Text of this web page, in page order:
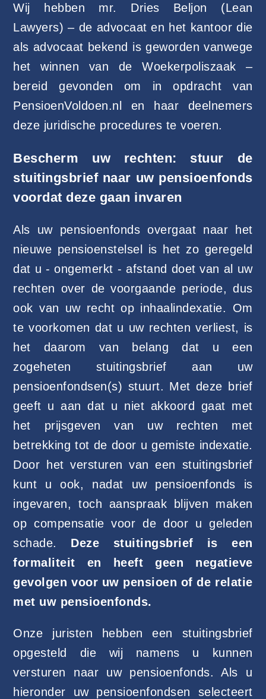
Wij hebben mr. Dries Beljon (Lean
Lawyers) – de advocaat en het kantoor die
als advocaat bekend is geworden vanwege
het winnen van de Woekerpoliszaak –
bereid gevonden om in opdracht van
PensioenVoldoen.nl en haar deelnemers
deze juridische procedures te voeren.
Bescherm uw rechten: stuur de
stuitingsbrief naar uw pensioenfonds
voordat deze gaan invaren
Als uw pensioenfonds overgaat naar het
nieuwe pensioenstelsel is het zo geregeld
dat u - ongemerkt - afstand doet van al uw
rechten over de voorgaande periode, dus
ook van uw recht op inhaalindexatie. Om
te voorkomen dat u uw rechten verliest, is
het daarom van belang dat u een
zogeheten stuitingsbrief aan uw
pensioenfondsen(s) stuurt. Met deze brief
geeft u aan dat u niet akkoord gaat met
het prijsgeven van uw rechten met
betrekking tot de door u gemiste indexatie.
Door het versturen van een stuitingsbrief
kunt u ook, nadat uw pensioenfonds is
ingevaren, toch aanspraak blijven maken
op compensatie voor de door u geleden
schade. Deze stuitingsbrief is een
formaliteit en heeft geen negatieve
gevolgen voor uw pensioen of de relatie
met uw pensioenfonds.
Onze juristen hebben een stuitingsbrief
opgesteld die wij namens u kunnen
versturen naar uw pensioenfonds. Als u
hieronder uw pensioenfondsen selecteert